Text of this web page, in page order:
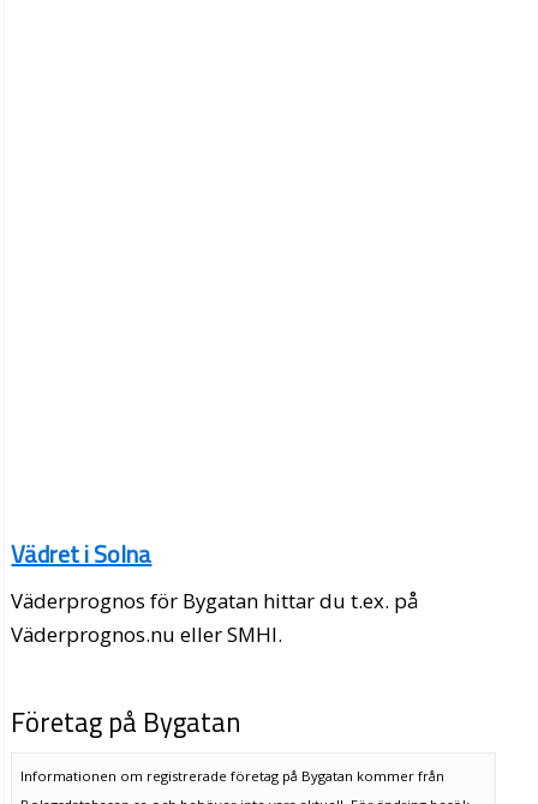
Vädret i Solna
Väderprognos för Bygatan hittar du t.ex. på
Väderprognos.nu eller SMHI.
Företag på Bygatan
Informationen om registrerade företag på Bygatan kommer från